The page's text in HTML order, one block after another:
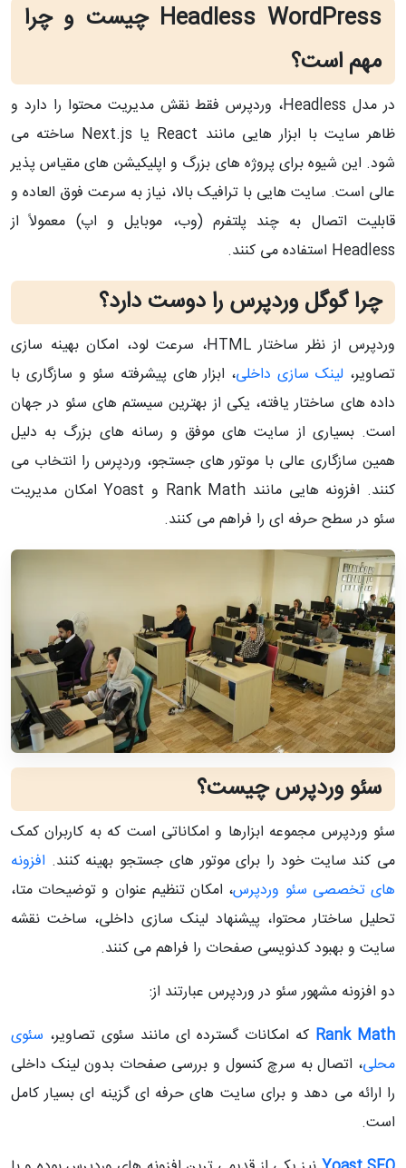
Headless WordPress چیست و چرا
مهم است؟
در مدل Headless، وردپرس فقط نقش مدیریت محتوا را دارد و
ظاهر سایت با ابزار هایی مانند React یا Next.js ساخته می‌
شود. این شیوه برای پروژه‌ های بزرگ و اپلیکیشن‌ های مقیاس‌ پذیر
عالی است. سایت‌ هایی با ترافیک بالا، نیاز به سرعت فوق‌ العاده و
قابلیت اتصال به چند پلتفرم (وب، موبایل و اپ) معمولاً از
Headless استفاده می‌ کنند.
چرا گوگل وردپرس را دوست دارد؟
وردپرس از نظر ساختار HTML، سرعت لود، امکان بهینه‌ سازی
تصاویر، لینک‌ سازی داخلی، ابزار های پیشرفته سئو و سازگاری با
داده‌ های ساختار یافته، یکی از بهترین سیستم‌ های سئو در جهان
است. بسیاری از سایت‌ های موفق و رسانه‌ های بزرگ به دلیل
همین سازگاری عالی با موتور های جستجو، وردپرس را انتخاب می‌
کنند. افزونه‌ هایی مانند Rank Math و Yoast امکان مدیریت
سئو در سطح حرفه‌ ای را فراهم می‌ کنند.
سئو وردپرس چیست؟
سئو وردپرس مجموعه ابزارها و امکاناتی است که به کاربران کمک
می‌ کند سایت خود را برای موتور های جستجو بهینه کنند. افزونه‌
های تخصصی سئو وردپرس، امکان تنظیم عنوان و توضیحات متا،
تحلیل ساختار محتوا، پیشنهاد لینک‌ سازی داخلی، ساخت نقشه
سایت و بهبود کدنویسی صفحات را فراهم می‌ کنند.
دو افزونه مشهور سئو در وردپرس عبارتند از:
Rank Math که امکانات گسترده‌ ای مانند سئوی تصاویر، سئوی
محلی، اتصال به سرچ کنسول و بررسی صفحات بدون لینک داخلی
را ارائه می‌ دهد و برای سایت‌ های حرفه‌ ای گزینه‌ ای بسیار کامل
است.